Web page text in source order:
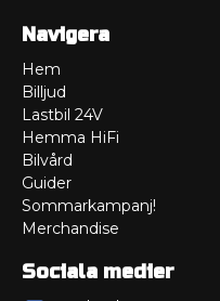
Navigera
Hem
Billjud
Lastbil 24V
Hemma HiFi
Bilvård
Guider
Sommarkampanj!
Merchandise
Sociala medier